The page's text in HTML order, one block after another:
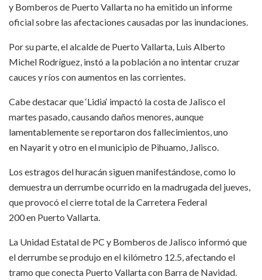
y Bomberos de Puerto Vallarta no ha emitido un informe
oficial sobre las afectaciones causadas por las inundaciones.
Por su parte, el alcalde de Puerto Vallarta, Luis Alberto
Michel Rodríguez, instó a la población a no intentar cruzar
cauces y ríos con aumentos en las corrientes.
Cabe destacar que ‘Lidia‘ impactó la costa de Jalisco el
martes pasado, causando daños menores, aunque
lamentablemente se reportaron dos fallecimientos, uno
en Nayarit y otro en el municipio de Pihuamo, Jalisco.
Los estragos del huracán siguen manifestándose, como lo
demuestra un derrumbe ocurrido en la madrugada del jueves,
que provocó el cierre total de la Carretera Federal
200 en Puerto Vallarta.
La Unidad Estatal de PC y Bomberos de Jalisco informó que
el derrumbe se produjo en el kilómetro 12.5, afectando el
tramo que conecta Puerto Vallarta con Barra de Navidad.